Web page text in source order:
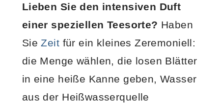
Lieben Sie den intensiven Duft
einer speziellen Teesorte? Haben
SieZeit für ein kleines Zeremoniell:
die Menge wählen, die losen Blätter
in eine heiße Kanne geben, Wasser
aus der Heißwasserquelle